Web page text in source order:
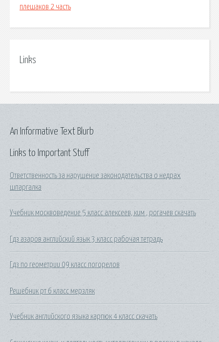
плешаков 2 часть
Links
Links to Important Stuff
Ответственность за нарушение законодательства о недрах
шпаргалка
Учебник москвоведение 5 класс алексеев, ким , рогачев скачать
Гдз азаров английский язык 3 класс рабочая тетрадь
Гдз по геометрии 09 класс погорелов
Решебник рт 6 класс мерзляк
Учебник английского языка карпюк 4 класс скачать
An Informative Text Blurb